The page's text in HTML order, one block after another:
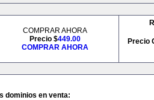
COMPRAR AHORA
Precio $449.00
COMPRAR AHORA
Precio
dominios en venta: